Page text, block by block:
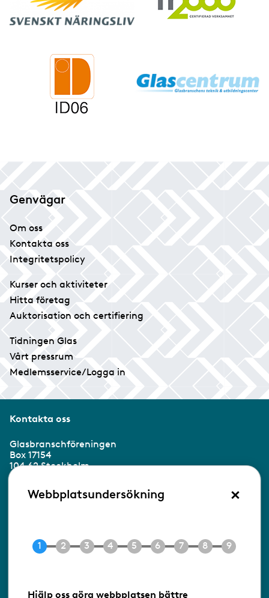
Genvägar
Om oss
Kontakta oss
Integritetspolicy
Kurser och aktiviteter
Hitta företag
Auktorisation och certifiering
Tidningen Glas
Vårt pressrum
Medlemsservice/Logga in
Kontakta oss
Glasbranschföreningen
Box 17154
104 62 Stockholm
Besöksadress:
Ringvägen 100
E-post info@gbf.se
Webbplatsundersökning ×
Hjälp oss göra webbplatsen bättre